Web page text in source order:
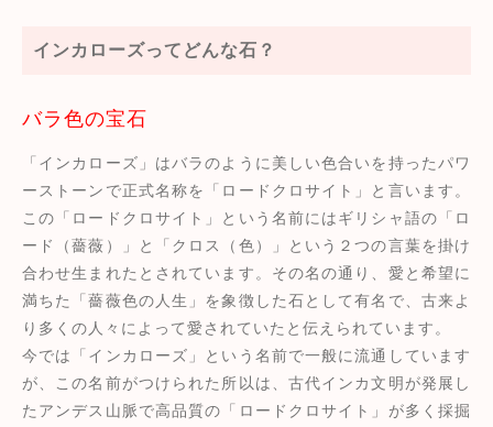
インカローズってどんな石？
バラ色の宝石
「インカローズ」はバラのように美しい色合いを持ったパワ
ーストーンで正式名称を「ロードクロサイト」と言います。
この「ロードクロサイト」という名前にはギリシャ語の「ロ
ード（薔薇）」と「クロス（色）」という２つの言葉を掛け
合わせ生まれたとされています。その名の通り、愛と希望に
満ちた「薔薇色の人生」を象徴した石として有名で、古来よ
り多くの人々によって愛されていたと伝えられています。
今では「インカローズ」という名前で一般に流通しています
が、この名前がつけられた所以は、古代インカ文明が発展し
たアンデス山脈で高品質の「ロードクロサイト」が多く採掘